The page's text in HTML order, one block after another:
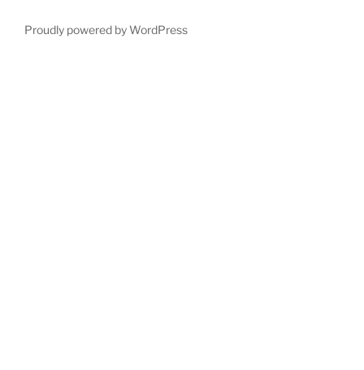
Proudly powered by WordPress